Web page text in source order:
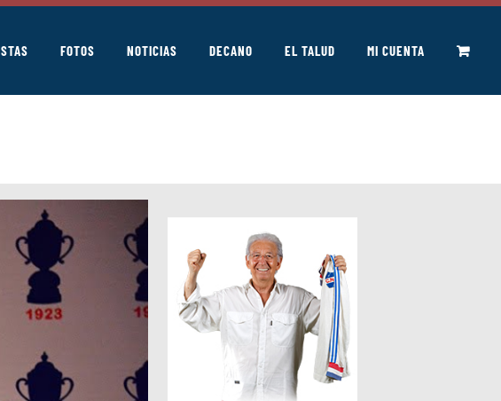
FOTOS NOTICIAS DECANO EL TALUD MI CUENTA